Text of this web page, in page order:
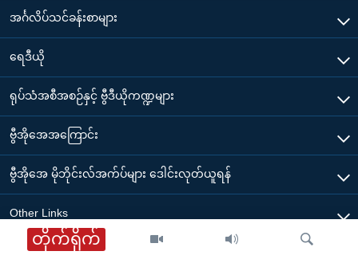
တိုက်ရိုက် ဗွီအိုအေ မြန်မာညချမ်း
အင်္ဂလိပ်သင်ခန်းစာများ
ရေဒီယို
ရုပ်သံအစီအစဉ်နှင့် ဗွီဒီယိုကဏ္ဍများ
ဗွီအိုအေအကြောင်း
ဗွီအိုအေ မိုဘိုင်းလ်အက်ပ်များ ဒေါင်းလုတ်ယူရန်
Other Links